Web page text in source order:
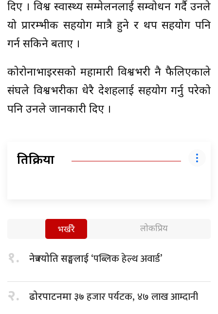
दिए । विश्व स्वास्थ्य सम्मेलनलाई सम्वोधन गर्दै उनले
यो प्रारम्भीक सहयोग मात्रै हुने र थप सहयोग पनि
गर्न सकिने बताए ।
कोरोनाभाइरसको महामारी विश्वभरी नै फैलिएकाले
संघले विश्वभरीका धेरै देशहरुलाई सहयोग गर्नु परेको
पनि उनले जानकारी दिए ।
प्रतिक्रिया
भर्खरै लोकप्रिय
१. नेत्रज्योति सङ्घलाई ‘पब्लिक हेल्थ अवार्ड’
२. ढोरपाटनमा ३७ हजार पर्यटक, ४७ लाख आम्दानी